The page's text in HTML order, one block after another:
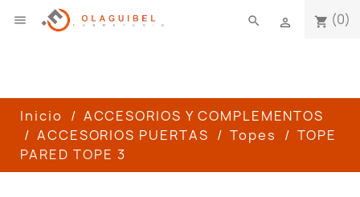
 shopping_cart (0)

search
Inicio
ACCESORIOS Y COMPLEMENTOS
ACCESORIOS PUERTAS
Topes
TOPE
PARED TOPE 3